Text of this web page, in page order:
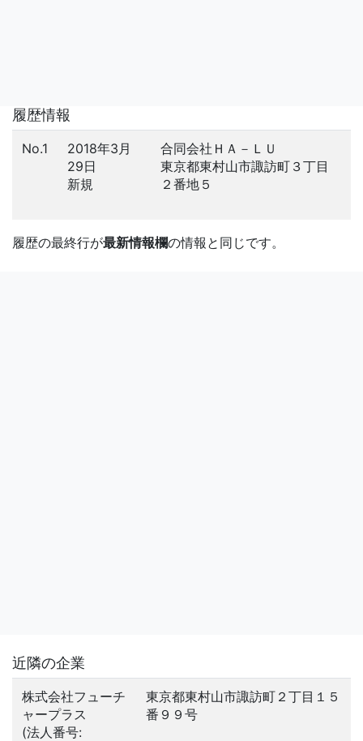
履歴情報
No.1
2018年3月
29日
新規
合同会社ＨＡ－ＬＵ
東京都東村山市諏訪町３丁目
２番地５
履歴の最終行が最新情報欄の情報と同じです。
近隣の企業
株式会社フューチ
ャープラス
(法人番号:
東京都東村山市諏訪町２丁目１５
番９９号